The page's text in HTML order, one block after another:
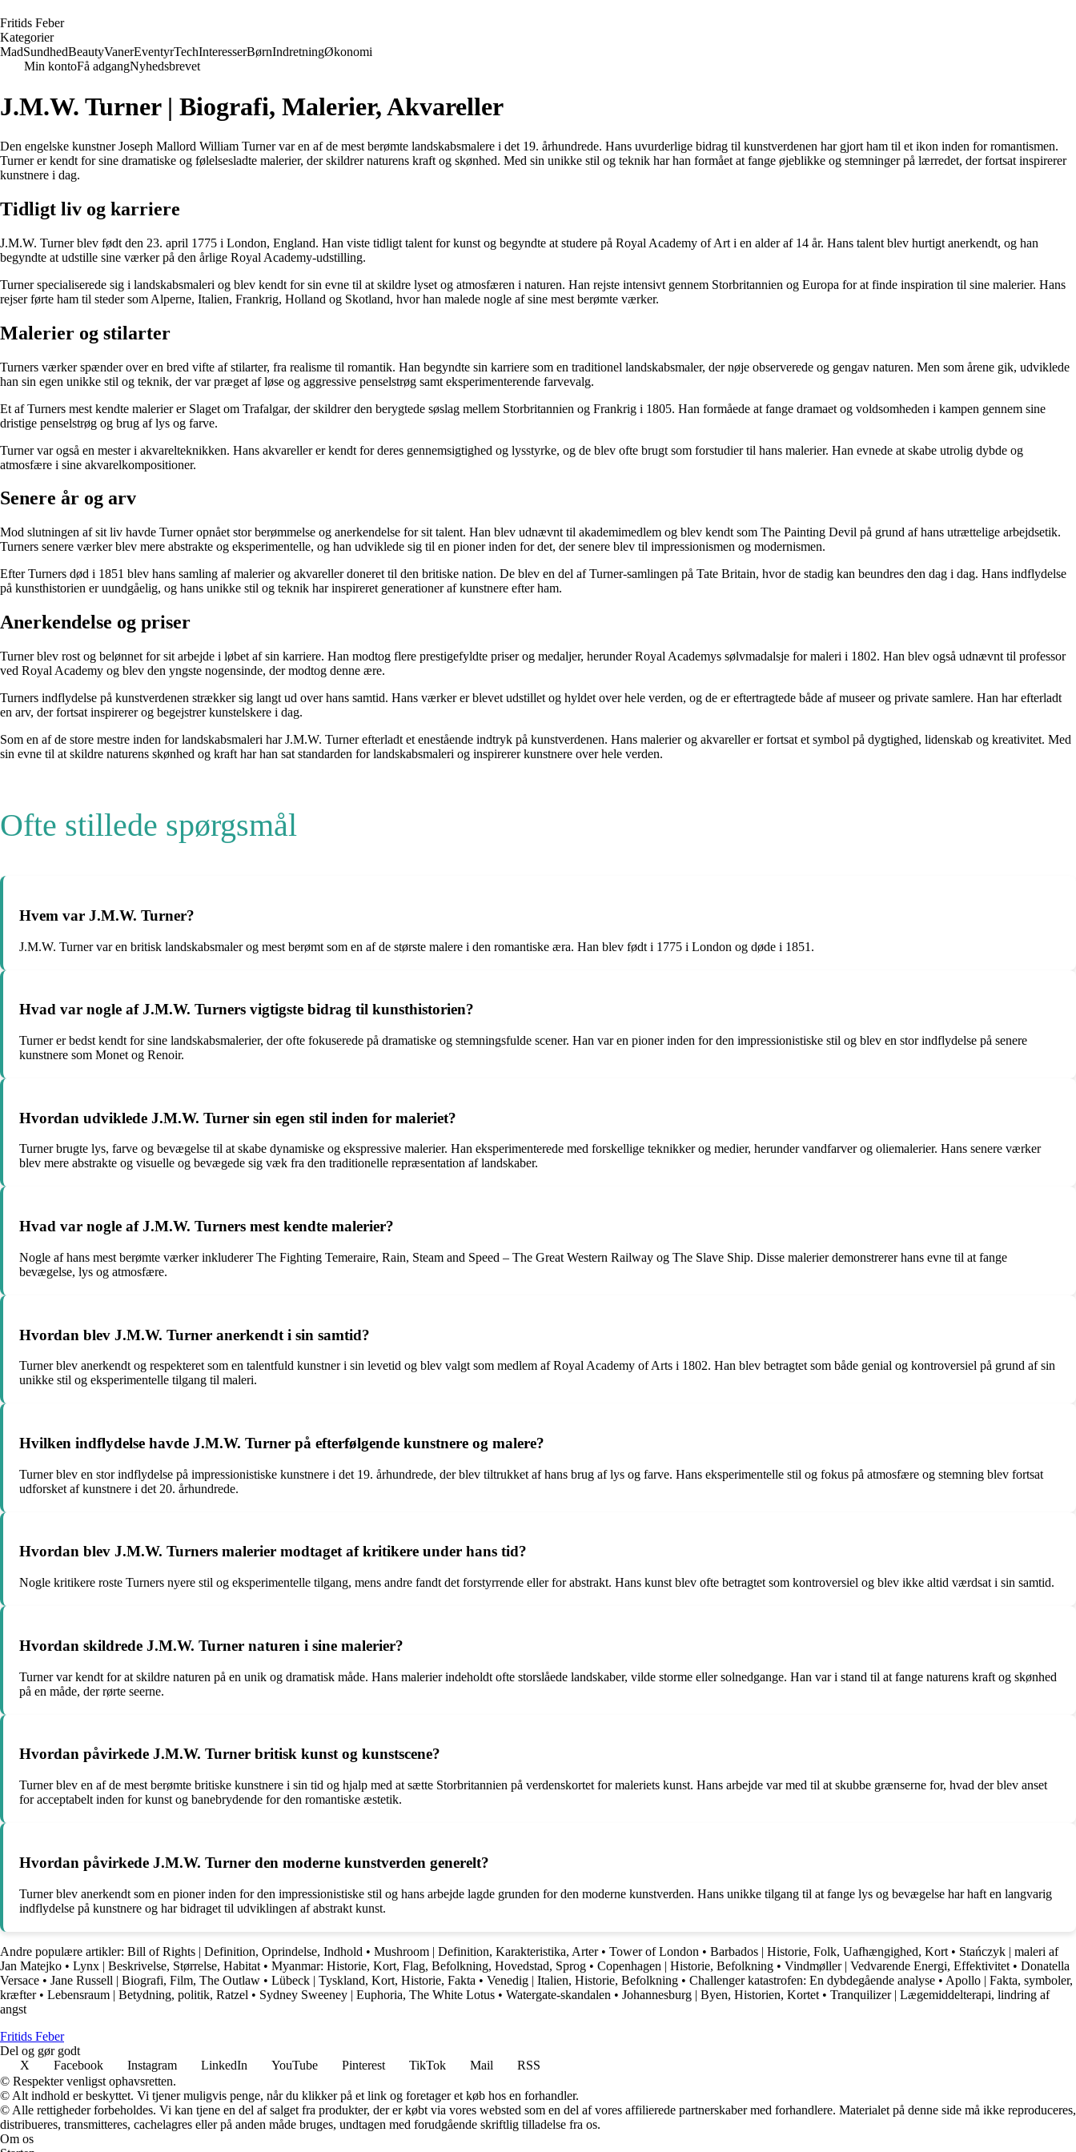
Fritids Feber
Kategorier
MadSundhedBeautyVanerEventyrTechInteresserBørnIndretningØkonomi
Min kontoFå adgangNyhedsbrevet
J.M.W. Turner | Biografi, Malerier, Akvareller
Den engelske kunstner Joseph Mallord William Turner var en af ​​de mest berømte landskabsmalere i det 19. århundrede. Hans uvurderlige bidrag til kunstverdenen har gjort ham til et ikon inden for romantismen.
Turner er kendt for sine dramatiske og følelsesladte malerier, der skildrer naturens kraft og skønhed. Med sin unikke stil og teknik har han formået at fange øjeblikke og stemninger på lærredet, der fortsat inspirerer
kunstnere i dag.
Tidligt liv og karriere
J.M.W. Turner blev født den 23. april 1775 i London, England. Han viste tidligt talent for kunst og begyndte at studere på Royal Academy of Art i en alder af 14 år. Hans talent blev hurtigt anerkendt, og han
begyndte at udstille sine værker på den årlige Royal Academy-udstilling.
Turner specialiserede sig i landskabsmaleri og blev kendt for sin evne til at skildre lyset og atmosfæren i naturen. Han rejste intensivt gennem Storbritannien og Europa for at finde inspiration til sine malerier. Hans
rejser førte ham til steder som Alperne, Italien, Frankrig, Holland og Skotland, hvor han malede nogle af sine mest berømte værker.
Malerier og stilarter
Turners værker spænder over en bred vifte af stilarter, fra realisme til romantik. Han begyndte sin karriere som en traditionel landskabsmaler, der nøje observerede og gengav naturen. Men som årene gik, udviklede
han sin egen unikke stil og teknik, der var præget af løse og aggressive penselstrøg samt eksperimenterende farvevalg.
Et af Turners mest kendte malerier er Slaget om Trafalgar, der skildrer den berygtede søslag mellem Storbritannien og Frankrig i 1805. Han formåede at fange dramaet og voldsomheden i kampen gennem sine
dristige penselstrøg og brug af lys og farve.
Turner var også en mester i akvarelteknikken. Hans akvareller er kendt for deres gennemsigtighed og lysstyrke, og de blev ofte brugt som forstudier til hans malerier. Han evnede at skabe utrolig dybde og
atmosfære i sine akvarelkompositioner.
Senere år og arv
Mod slutningen af sit liv havde Turner opnået stor berømmelse og anerkendelse for sit talent. Han blev udnævnt til akademimedlem og blev kendt som The Painting Devil på grund af hans utrættelige arbejdsetik.
Turners senere værker blev mere abstrakte og eksperimentelle, og han udviklede sig til en pioner inden for det, der senere blev til impressionismen og modernismen.
Efter Turners død i 1851 blev hans samling af malerier og akvareller doneret til den britiske nation. De blev en del af Turner-samlingen på Tate Britain, hvor de stadig kan beundres den dag i dag. Hans indflydelse
på kunsthistorien er uundgåelig, og hans unikke stil og teknik har inspireret generationer af kunstnere efter ham.
Anerkendelse og priser
Turner blev rost og belønnet for sit arbejde i løbet af sin karriere. Han modtog flere prestigefyldte priser og medaljer, herunder Royal Academys sølvmadalsje for maleri i 1802. Han blev også udnævnt til professor
ved Royal Academy og blev den yngste nogensinde, der modtog denne ære.
Turners indflydelse på kunstverdenen strækker sig langt ud over hans samtid. Hans værker er blevet udstillet og hyldet over hele verden, og de er eftertragtede både af museer og private samlere. Han har efterladt
en arv, der fortsat inspirerer og begejstrer kunstelskere i dag.
Som en af ​​de store mestre inden for landskabsmaleri har J.M.W. Turner efterladt et enestående indtryk på kunstverdenen. Hans malerier og akvareller er fortsat et symbol på dygtighed, lidenskab og kreativitet. Med
sin evne til at skildre naturens skønhed og kraft har han sat standarden for landskabsmaleri og inspirerer kunstnere over hele verden.
Ofte stillede spørgsmål
Hvem var J.M.W. Turner?
J.M.W. Turner var en britisk landskabsmaler og mest berømt som en af de største malere i den romantiske æra. Han blev født i 1775 i London og døde i 1851.
Hvad var nogle af J.M.W. Turners vigtigste bidrag til kunsthistorien?
Turner er bedst kendt for sine landskabsmalerier, der ofte fokuserede på dramatiske og stemningsfulde scener. Han var en pioner inden for den impressionistiske stil og blev en stor indflydelse på senere
kunstnere som Monet og Renoir.
Hvordan udviklede J.M.W. Turner sin egen stil inden for maleriet?
Turner brugte lys, farve og bevægelse til at skabe dynamiske og ekspressive malerier. Han eksperimenterede med forskellige teknikker og medier, herunder vandfarver og oliemalerier. Hans senere værker
blev mere abstrakte og visuelle og bevægede sig væk fra den traditionelle repræsentation af landskaber.
Hvad var nogle af J.M.W. Turners mest kendte malerier?
Nogle af hans mest berømte værker inkluderer The Fighting Temeraire, Rain, Steam and Speed – The Great Western Railway og The Slave Ship. Disse malerier demonstrerer hans evne til at fange
bevægelse, lys og atmosfære.
Hvordan blev J.M.W. Turner anerkendt i sin samtid?
Turner blev anerkendt og respekteret som en talentfuld kunstner i sin levetid og blev valgt som medlem af Royal Academy of Arts i 1802. Han blev betragtet som både genial og kontroversiel på grund af sin
unikke stil og eksperimentelle tilgang til maleri.
Hvilken indflydelse havde J.M.W. Turner på efterfølgende kunstnere og malere?
Turner blev en stor indflydelse på impressionistiske kunstnere i det 19. århundrede, der blev tiltrukket af hans brug af lys og farve. Hans eksperimentelle stil og fokus på atmosfære og stemning blev fortsat
udforsket af kunstnere i det 20. århundrede.
Hvordan blev J.M.W. Turners malerier modtaget af kritikere under hans tid?
Nogle kritikere roste Turners nyere stil og eksperimentelle tilgang, mens andre fandt det forstyrrende eller for abstrakt. Hans kunst blev ofte betragtet som kontroversiel og blev ikke altid værdsat i sin samtid.
Hvordan skildrede J.M.W. Turner naturen i sine malerier?
Turner var kendt for at skildre naturen på en unik og dramatisk måde. Hans malerier indeholdt ofte storslåede landskaber, vilde storme eller solnedgange. Han var i stand til at fange naturens kraft og skønhed
på en måde, der rørte seerne.
Hvordan påvirkede J.M.W. Turner britisk kunst og kunstscene?
Turner blev en af de mest berømte britiske kunstnere i sin tid og hjalp med at sætte Storbritannien på verdenskortet for maleriets kunst. Hans arbejde var med til at skubbe grænserne for, hvad der blev anset
for acceptabelt inden for kunst og banebrydende for den romantiske æstetik.
Hvordan påvirkede J.M.W. Turner den moderne kunstverden generelt?
Turner blev anerkendt som en pioner inden for den impressionistiske stil og hans arbejde lagde grunden for den moderne kunstverden. Hans unikke tilgang til at fange lys og bevægelse har haft en langvarig
indflydelse på kunstnere og har bidraget til udviklingen af abstrakt kunst.
Andre populære artikler: Bill of Rights | Definition, Oprindelse, Indhold • Mushroom | Definition, Karakteristika, Arter• Tower of London • Barbados | Historie, Folk, Uafhængighed, Kort • Stańczyk | maleri af
Jan Matejko • Lynx | Beskrivelse, Størrelse, Habitat • Myanmar: Historie, Kort, Flag, Befolkning, Hovedstad, Sprog • Copenhagen | Historie, Befolkning • Vindmøller | Vedvarende Energi, Effektivitet • Donatella
Versace • Jane Russell | Biografi, Film, The Outlaw • Lübeck | Tyskland, Kort, Historie, Fakta • Venedig | Italien, Historie, Befolkning • Challenger katastrofen: En dybdegående analyse • Apollo | Fakta, symboler,
kræfter• Lebensraum | Betydning, politik, Ratzel • Sydney Sweeney | Euphoria, The White Lotus • Watergate-skandalen • Johannesburg | Byen, Historien, Kortet • Tranquilizer | Lægemiddelterapi, lindring af
angst
Fritids Feber
Del og gør godt
X
Facebook Instagram LinkedIn YouTube Pinterest TikTok Mail
RSS
© Respekter venligst ophavsretten.
© Alt indhold er beskyttet. Vi tjener muligvis penge, når du klikker på et link og foretager et køb hos en forhandler.
© Alle rettigheder forbeholdes. Vi kan tjene en del af salget fra produkter, der er købt via vores websted som en del af vores affilierede partnerskaber med forhandlere. Materialet på denne side må ikke reproduceres,
distribueres, transmitteres, cachelagres eller på anden måde bruges, undtagen med forudgående skriftlig tilladelse fra os.
Om os